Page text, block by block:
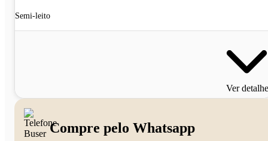
Semi-leito
Ver
Compre pelo Whatsapp